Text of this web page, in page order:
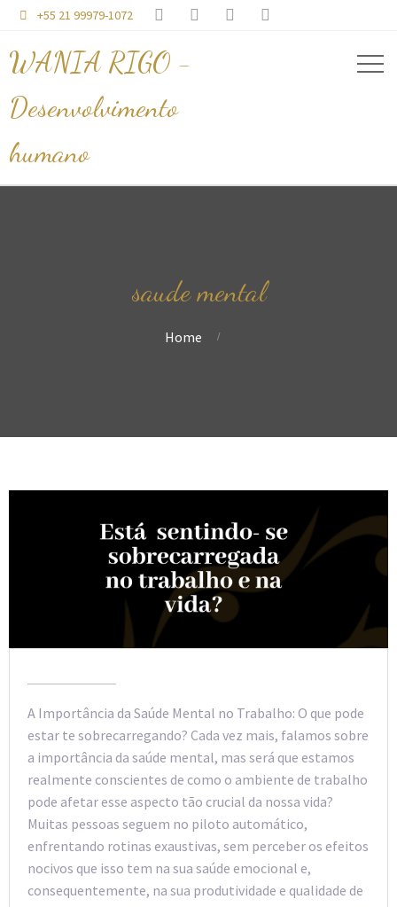
 +55 21 99979-1072    
WANIA RIGO -
Desenvolvimento
humano
saude mental
Home
A Importância da Saúde Mental no Trabalho: O que pode
estar te sobrecarregando? Cada vez mais, falamos sobre
a importância da saúde mental, mas será que estamos
realmente conscientes de como o ambiente de trabalho
pode afetar esse aspecto tão crucial da nossa vida?
Muitas pessoas seguem no piloto automático,
enfrentando rotinas exaustivas, sem perceber os efeitos
nocivos que isso tem na sua saúde emocional e,
consequentemente, na sua produtividade e qualidade de